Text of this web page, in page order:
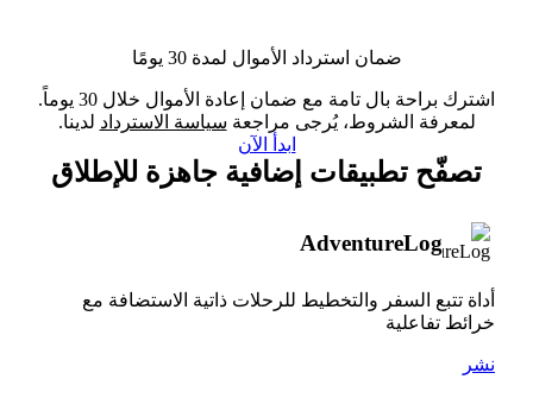
ضمان استرداد الأموال لمدة 30 يومًا
اشترك براحة بال تامة مع ضمان إعادة الأموال خلال 30 يوماً.
لمعرفة الشروط، يُرجى مراجعة سياسة الاسترداد لدينا.
ابدأ الآن
تصفّح تطبيقات إضافية جاهزة للإطلاق
AdventureLog
أداة تتبع السفر والتخطيط للرحلات ذاتية الاستضافة مع
خرائط تفاعلية
نشر